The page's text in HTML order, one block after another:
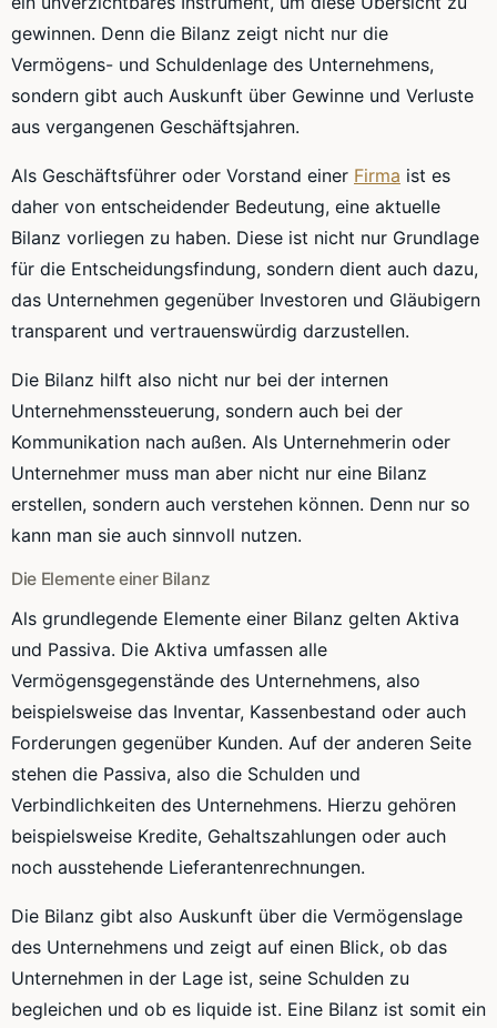
gewinnen. Denn die Bilanz zeigt nicht nur die
Vermögens- und Schuldenlage des Unternehmens,
sondern gibt auch Auskunft über Gewinne und Verluste
aus vergangenen Geschäftsjahren.
Als Geschäftsführer oder Vorstand einer Firma ist es
daher von entscheidender Bedeutung, eine aktuelle
Bilanz vorliegen zu haben. Diese ist nicht nur Grundlage
für die Entscheidungsfindung, sondern dient auch dazu,
das Unternehmen gegenüber Investoren und Gläubigern
transparent und vertrauenswürdig darzustellen.
Die Bilanz hilft also nicht nur bei der internen
Unternehmenssteuerung, sondern auch bei der
Kommunikation nach außen. Als Unternehmerin oder
Unternehmer muss man aber nicht nur eine Bilanz
erstellen, sondern auch verstehen können. Denn nur so
kann man sie auch sinnvoll nutzen.
Die Elemente einer Bilanz
Als grundlegende Elemente einer Bilanz gelten Aktiva
und Passiva. Die Aktiva umfassen alle
Vermögensgegenstände des Unternehmens, also
beispielsweise das Inventar, Kassenbestand oder auch
Forderungen gegenüber Kunden. Auf der anderen Seite
stehen die Passiva, also die Schulden und
Verbindlichkeiten des Unternehmens. Hierzu gehören
beispielsweise Kredite, Gehaltszahlungen oder auch
noch ausstehende Lieferantenrechnungen.
Die Bilanz gibt also Auskunft über die Vermögenslage
des Unternehmens und zeigt auf einen Blick, ob das
Unternehmen in der Lage ist, seine Schulden zu
begleichen und ob es liquide ist. Eine Bilanz ist somit ein